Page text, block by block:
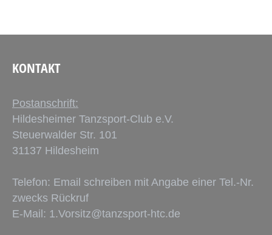
KONTAKT
Postanschrift:
Hildesheimer Tanzsport-Club e.V.
Steuerwalder Str. 101
31137 Hildesheim
Telefon: Email schreiben mit Angabe einer Tel.-Nr.
zwecks Rückruf
E-Mail: 1.Vorsitz@tanzsport-htc.de